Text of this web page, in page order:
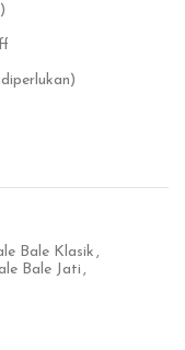
Bale Klasik ,
Bale Jati ,